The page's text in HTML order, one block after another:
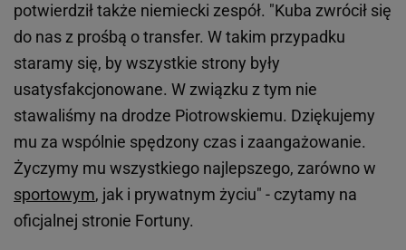
potwierdził także niemiecki zespół. "Kuba zwrócił się
do nas z prośbą o transfer. W takim przypadku
staramy się, by wszystkie strony były
usatysfakcjonowane. W związku z tym nie
stawaliśmy na drodze Piotrowskiemu. Dziękujemy
mu za wspólnie spędzony czas i zaangażowanie.
Życzymy mu wszystkiego najlepszego, zarówno w
sportowym, jak i prywatnym życiu" - czytamy na
oficjalnej stronie Fortuny.